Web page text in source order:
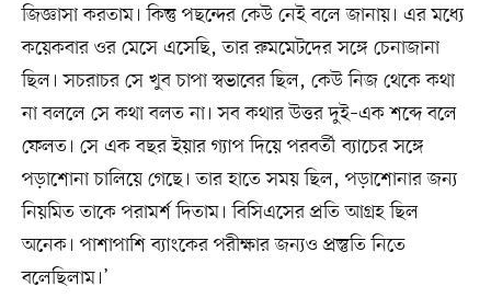
জিজ্ঞাসা করতাম। কিন্তু পছন্দের কেউ নেই বলে জানায়। এর মধ্যে
কয়েকবার ওর মেসে এসেছি, তার রুমমেটদের সঙ্গে চেনাজানা
ছিল। সচরাচর সে খুব চাপা স্বভাবের ছিল, কেউ নিজ থেকে কথা
না বললে সে কথা বলত না। সব কথার উত্তর দুই–এক শব্দে বলে
ফেলত। সে এক বছর ইয়ার গ্যাপ দিয়ে পরবর্তী ব্যাচের সঙ্গে
পড়াশোনা চালিয়ে গেছে। তার হাতে সময় ছিল, পড়াশোনার জন্য
নিয়মিত তাকে পরামর্শ দিতাম। বিসিএসের প্রতি আগ্রহ ছিল
অনেক। পাশাপাশি ব্যাংকের পরীক্ষার জন্যও প্রস্তুতি নিতে
বলেছিলাম।’